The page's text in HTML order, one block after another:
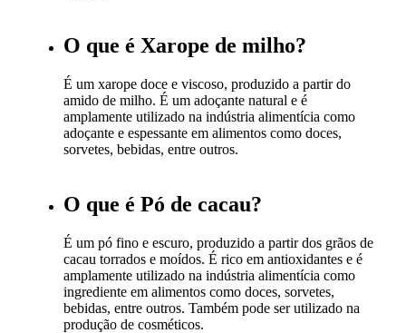
O que é Xarope de milho?
É um xarope doce e viscoso, produzido a partir do
amido de milho. É um adoçante natural e é
amplamente utilizado na indústria alimentícia como
adoçante e espessante em alimentos como doces,
sorvetes, bebidas, entre outros.
O que é Pó de cacau?
É um pó fino e escuro, produzido a partir dos grãos de
cacau torrados e moídos. É rico em antioxidantes e é
amplamente utilizado na indústria alimentícia como
ingrediente em alimentos como doces, sorvetes,
bebidas, entre outros. Também pode ser utilizado na
produção de cosméticos.